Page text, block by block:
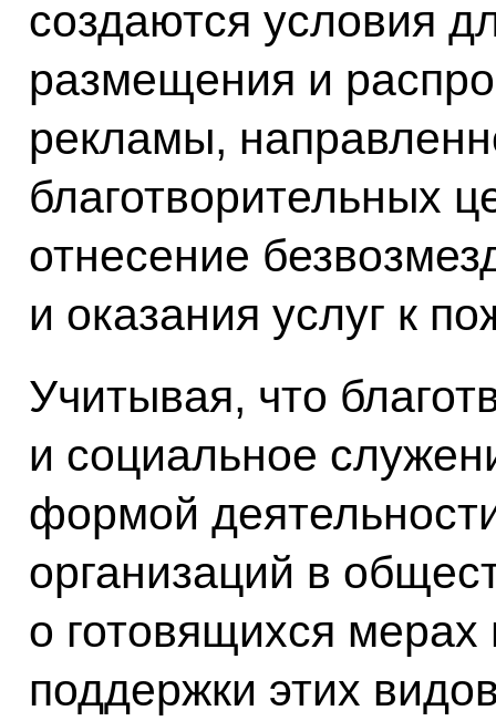
создаются условия
размещения и
рекламы,
благотворительных
отнесение
и оказания услуг к
Учитывая, что
и социальное
формой
организаций в
о готовящихся мерах
поддержки этих